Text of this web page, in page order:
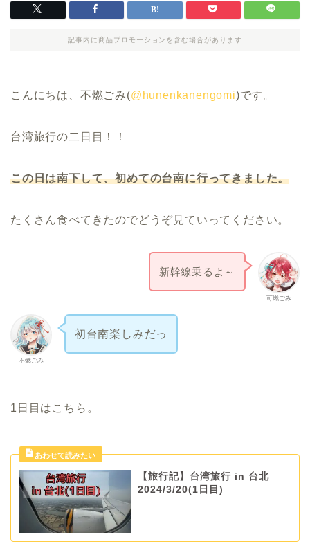
記事内に商品プロモーションを含む場合があります
こんにちは、不燃ごみ(@hunenkanengomi)です。
台湾旅行の二日目！！
この日は南下して、初めての台南に行ってきました。
たくさん食べてきたのでどうぞ見ていってください。
可燃ごみ
新幹線乗るよ～
不燃ごみ
初台南楽しみだっ
1日目はこちら。
【旅行記】台湾旅行 in 台北
2024/3/20(1日目)